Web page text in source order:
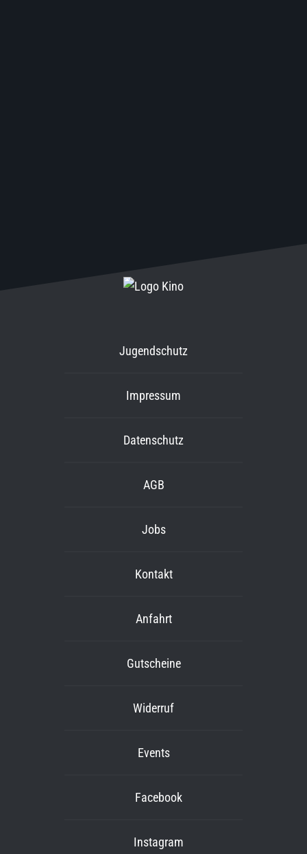
Jugendschutz
Impressum
Datenschutz
AGB
Jobs
Kontakt
Anfahrt
Gutscheine
Widerruf
Events
Facebook
Instagram